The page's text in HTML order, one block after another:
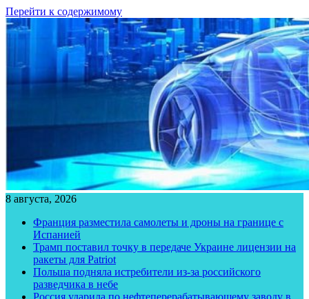
Перейти к содержимому
8 августа, 2026
Франция разместила самолеты и дроны на границе с
Испанией
Трамп поставил точку в передаче Украине лицензии на
ракеты для Patriot
Польша подняла истребители из-за российского
разведчика в небе
Россия ударила по нефтеперерабатывающему заводу в